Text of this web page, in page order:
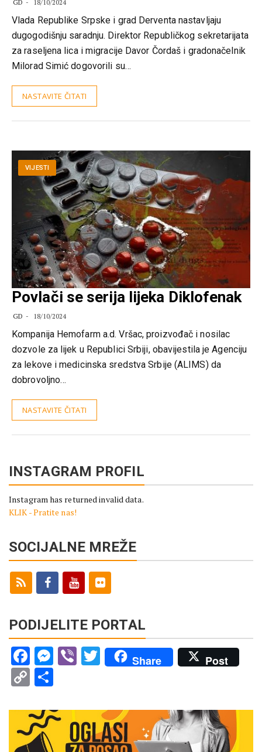
GD 18/10/2024
Vlada Republike Srpske i grad Derventa nastavljaju
dugogodišnju saradnju. Direktor Republičkog sekretarijata
za raseljena lica i migracije Davor Čordaš i gradonačelnik
Milorad Simić dogovorili su…
NASTAVITE ČITATI
VIJESTI
Povlači se serija lijeka Diklofenak
GD 18/10/2024
Kompanija Hemofarm a.d. Vršac, proizvođač i nosilac
dozvole za lijek u Republici Srbiji, obavijestila je Agenciju
za lekove i medicinska sredstva Srbije (ALIMS) da
dobrovoljno…
NASTAVITE ČITATI
INSTAGRAM PROFIL
Instagram has returned invalid data.
KLIK - Pratite nas!
SOCIJALNE MREŽE
PODIJELITE PORTAL
Facebook
Messenger
ViberTwitter
Share Post
Copy